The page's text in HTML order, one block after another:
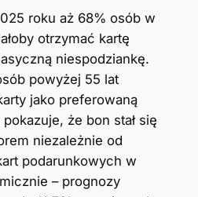
roku aż 68% osób w
otrzymać kartę
niespodziankę.
powyżej 55 lat
jako preferowaną
że bon stał się
niezależnie od
podarunkowych w
– prognozy